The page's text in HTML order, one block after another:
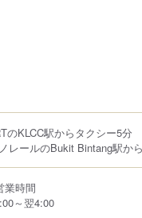
のKLCC駅からタクシー5分
レールのBukit Bintang駅か
業時間
～翌4:00